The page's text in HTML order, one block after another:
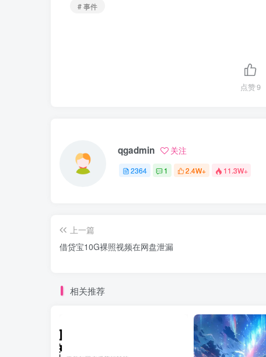
# 事件
点赞9
qgadmin 关注
2364 1 2.4W+ 11.3W+
上一篇
借贷宝10G裸照视频在网盘泄漏
相关推荐